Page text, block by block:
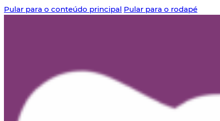
Pular para o conteúdo principal Pular para o rodapé